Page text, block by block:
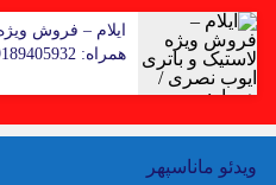
ایلام – فروش
همراه: 09189405932
ویدئو ماناسپهر